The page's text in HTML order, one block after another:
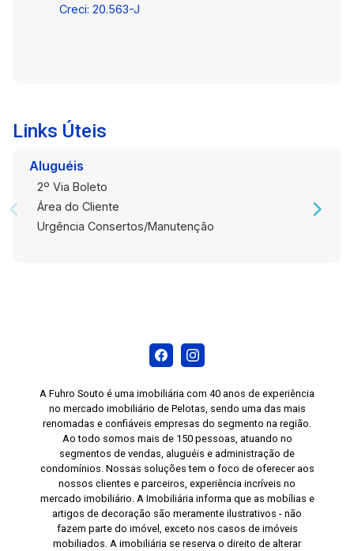
Creci: 20.563-J
Links Úteis
Aluguéis
2º Via Boleto
Área do Cliente
Urgência Consertos/Manutenção
A Fuhro Souto é uma imobiliária com 40 anos de experiência
no mercado imobiliário de Pelotas, sendo uma das mais
renomadas e confiáveis empresas do segmento na região.
Ao todo somos mais de 150 pessoas, atuando no
segmentos de vendas, aluguéis e administração de
condomínios. Nossas soluções tem o foco de oferecer aos
nossos clientes e parceiros, experiência incríveis no
mercado imobiliário. A Imobiliária informa que as mobílias e
artigos de decoração são meramente ilustrativos - não
fazem parte do imóvel, exceto nos casos de imóveis
mobiliados. A imobiliária se reserva o direito de alterar